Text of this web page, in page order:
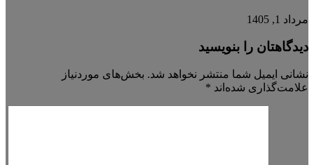
مرداد 1, 1405
دیدگاهتان را بنویسید
نشانی ایمیل شما منتشر نخواهد شد. بخش‌های موردنیاز
علامت‌گذاری شده‌اند *